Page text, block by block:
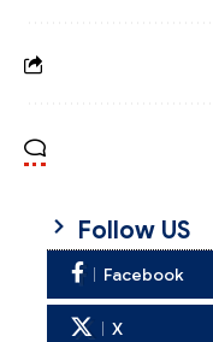
Follow US
Facebook
X